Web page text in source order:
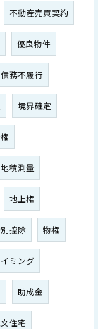
不動産売買契約
優良物件
債務不履行
境界確定
地積測量
地上権
控除 物権
ミング
助成金
住宅